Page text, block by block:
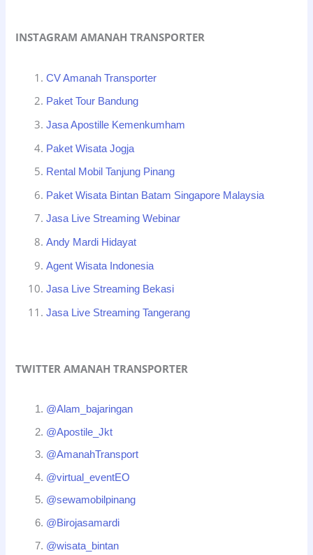
INSTAGRAM AMANAH TRANSPORTER
CV Amanah Transporter
Paket Tour Bandung
Jasa Apostille Kemenkumham
Paket Wisata Jogja
Rental Mobil Tanjung Pinang
Paket Wisata Bintan Batam Singapore Malaysia
Jasa Live Streaming Webinar
Andy Mardi Hidayat
Agent Wisata Indonesia
Jasa Live Streaming Bekasi
Jasa Live Streaming Tangerang
TWITTER AMANAH TRANSPORTER
@Alam_bajaringan
@Apostile_Jkt
@AmanahTransport
@virtual_eventEO
@sewamobilpinang
@Birojasamardi
@wisata_bintan